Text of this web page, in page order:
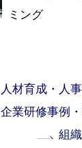
ミング
人材育成・人
企業研修事例
組